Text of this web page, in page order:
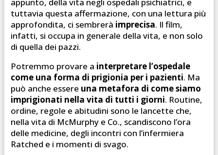
tuttavia questa affermazione, con una lettura più
approfondita, ci sembrerà imprecisa. Il film,
infatti, si occupa in generale della vita, e non solo
di quella dei pazzi.
Potremmo provare a interpretare l’ospedale
come una forma di prigionia per i pazienti. Ma
può anche essere una metafora di come siamo
imprigionati nella vita di tutti i giorni. Routine,
ordine, regole e abitudini sono le lancette che,
nella vita di McMurphy e Co., scandiscono l’ora
delle medicine, degli incontri con l’infermiera
Ratched e i momenti di svago.